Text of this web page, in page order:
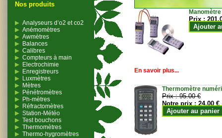
Nos produits
Analyseurs d’o2 et co2
Anémomètres
Awmètres
Balances
Calibres
Compteurs à main
Electrochimie
Enregistreurs
Luxmètres
Mètres
Pénétromètres
Ph-mètres
Réfractomètres
Station-Météo
Test bouchons
Thermomètres
Thermo-hygromètres
Prix :
Ajouter
En savoir plus...
Thermomètre
Prix :95.00 €
Notre prix :24.00 €
Ajouter au panier